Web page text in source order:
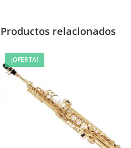
Productos relacionados
¡OFERTA!